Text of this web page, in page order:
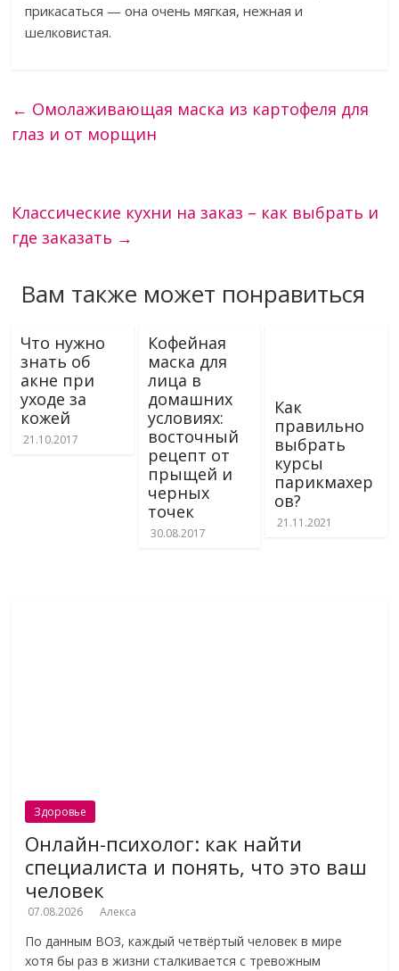
прикасаться — она очень мягкая, нежная и
шелковистая.
← Омолаживающая маска из картофеля для
глаз и от морщин
Классические кухни на заказ – как выбрать и
где заказать →
Вам также может понравиться
Что нужно
знать об
акне при
уходе за
кожей
21.10.2017
Кофейная
маска для
лица в
домашних
условиях:
восточный
рецепт от
прыщей и
черных
точек
30.08.2017
Как
правильно
выбрать
курсы
парикмахер
ов?
21.11.2021
Здоровье
Онлайн-психолог: как найти
специалиста и понять, что это ваш
человек
07.08.2026 Алекса
По данным ВОЗ, каждый четвёртый человек в мире
хотя бы раз в жизни сталкивается с тревожным